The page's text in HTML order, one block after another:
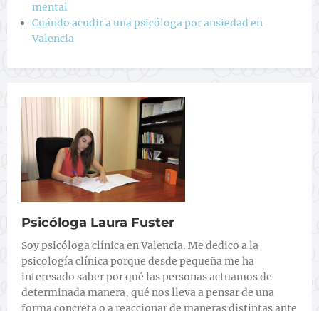
mental
Cuándo acudir a una psicóloga por ansiedad en
Valencia
Psicóloga Laura Fuster
Soy psicóloga clínica en Valencia. Me dedico a la
psicología clínica porque desde pequeña me ha
interesado saber por qué las personas actuamos de
determinada manera, qué nos lleva a pensar de una
forma concreta o a reaccionar de maneras distintas ante